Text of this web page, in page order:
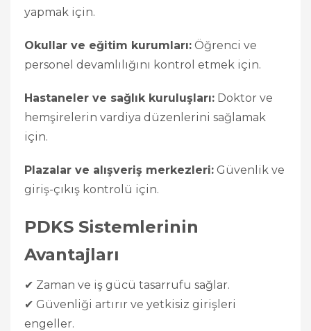
yapmak için.
Okullar ve eğitim kurumları: Öğrenci ve
personel devamlılığını kontrol etmek için.
Hastaneler ve sağlık kuruluşları: Doktor ve
hemşirelerin vardiya düzenlerini sağlamak
için.
Plazalar ve alışveriş merkezleri: Güvenlik ve
giriş-çıkış kontrolü için.
PDKS Sistemlerinin
Avantajları
✔ Zaman ve iş gücü tasarrufu sağlar.
✔ Güvenliği artırır ve yetkisiz girişleri
engeller.